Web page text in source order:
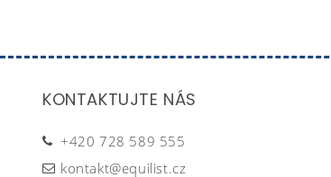
KONTAKTUJTE NÁS
+420 728 589 555
kontakt@equilist.cz